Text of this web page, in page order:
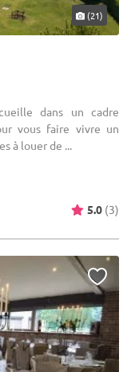
(21)
dans un cadre
vous faire vivre un
louer de ...
5.0 (3)